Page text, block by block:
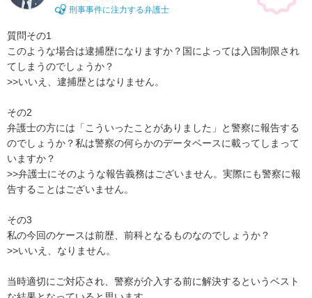
刑事事件に注力する弁護士
質問その1
このような場合は逮捕歴になりますか？国によっては入国制限され
てしまうのでしょうか？
>>いいえ、逮捕歴とはなりません。
その2
弁護士の方には「こういったことがありました」と警察に報告する
のでしょうか？私は警察の何らかのデータベースに載ってしまって
いますか？
>>弁護士にそのような報告義務はございません。実際にも警察に報
告することはございません。
その3
私の今回のケースは前歴、前科となるものなのでしょうか？
>>いいえ、なりません。
当時適切にご対応され、警察が介入する前に解決するというベスト